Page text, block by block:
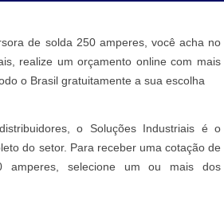
de solda 250 amperes, você acha no
realize um orçamento online com mais
o Brasil gratuitamente a sua escolha
o Soluções Industriais é o
do setor. Para receber uma cotação de
amperes, selecione um ou mais dos